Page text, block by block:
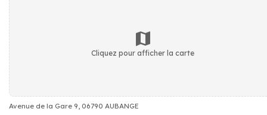
Cliquez pour afficher la carte
Avenue de la Gare 9, 06790 AUBANGE